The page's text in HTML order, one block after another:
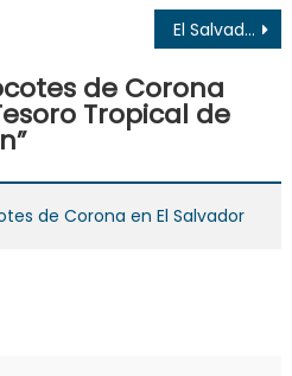
El Salvador cayó 2-0 ante Guatemala en Liga de Naciones
de Corona
Tropical de
”
de Corona en El Salvador